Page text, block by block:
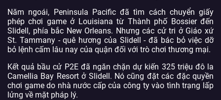
Năm ngoái, Peninsula Pacific đã tìm cách chuyển giấy
phép chơi game ở Louisiana từ Thành phố Bossier đến
Slidell, phía bắc New Orleans. Nhưng các cử tri ở Giáo xứ
St. Tammany - quê hương của Slidell - đã bác bỏ việc dỡ
bỏ lệnh cấm lâu nay của quận đối với trò chơi thương mại.
Kết quả bầu cử P2E đã ngăn chặn dự kiến ​​325 triệu đô la
Camellia Bay Resort ở Slidell. Nó cũng đặt các đặc quyền
chơi game do nhà nước cấp của công ty vào tình trạng lấp
lửng về mặt pháp lý.